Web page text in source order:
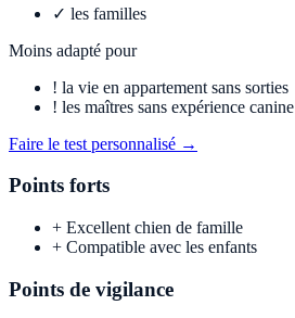
✓ les familles
Moins adapté pour
! la vie en appartement sans sorties
! les maîtres sans expérience canine
Faire le test personnalisé →
Points forts
+ Excellent chien de famille
+ Compatible avec les enfants
Points de vigilance